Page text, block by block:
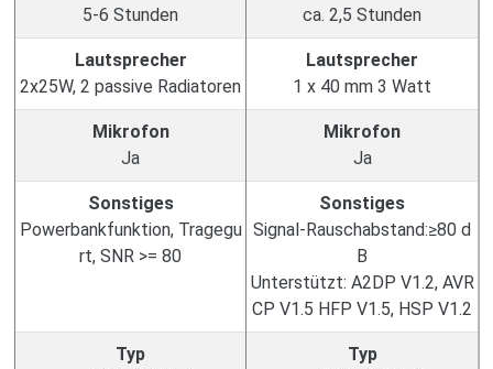
5-6 Stunden
ca. 2,5 Stunden
Lautsprecher
2x25W, 2 passive Radiatoren
Lautsprecher
1 x 40 mm 3 Watt
Mikrofon
Ja
Mikrofon
Ja
Sonstiges
Powerbankfunktion, Tragegu
rt, SNR >= 80
Sonstiges
Signal-Rauschabstand:≥80 d
B
Unterstützt: A2DP V1.2, AVR
CP V1.5 HFP V1.5, HSP V1.2
Typ
Typ